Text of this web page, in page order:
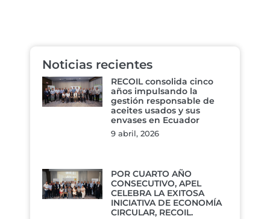
Noticias recientes
RECOIL consolida cinco
años impulsando la
gestión responsable de
aceites usados y sus
envases en Ecuador
9 abril, 2026
POR CUARTO AÑO
CONSECUTIVO, APEL
CELEBRA LA EXITOSA
INICIATIVA DE ECONOMÍA
CIRCULAR, RECOIL.